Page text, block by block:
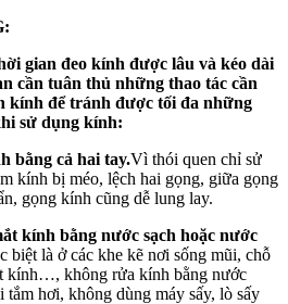
gian đeo kính được lâu và kéo dài
cần tuân thủ những thao tác cần
kính để tránh được tối đa những
sử dụng kính:
bằng cả hai tay.Vì thói quen chỉ sử
kính bị méo, lệch hai gọng, giữa gọng
gọng kính cũng dễ lung lay.
kính bằng nước sạch hoặc nước
biệt là ở các khe kẽ nơi sống mũi, chỗ
kính…, không rửa kính bằng nước
hơi, không dùng máy sấy, lò sấy